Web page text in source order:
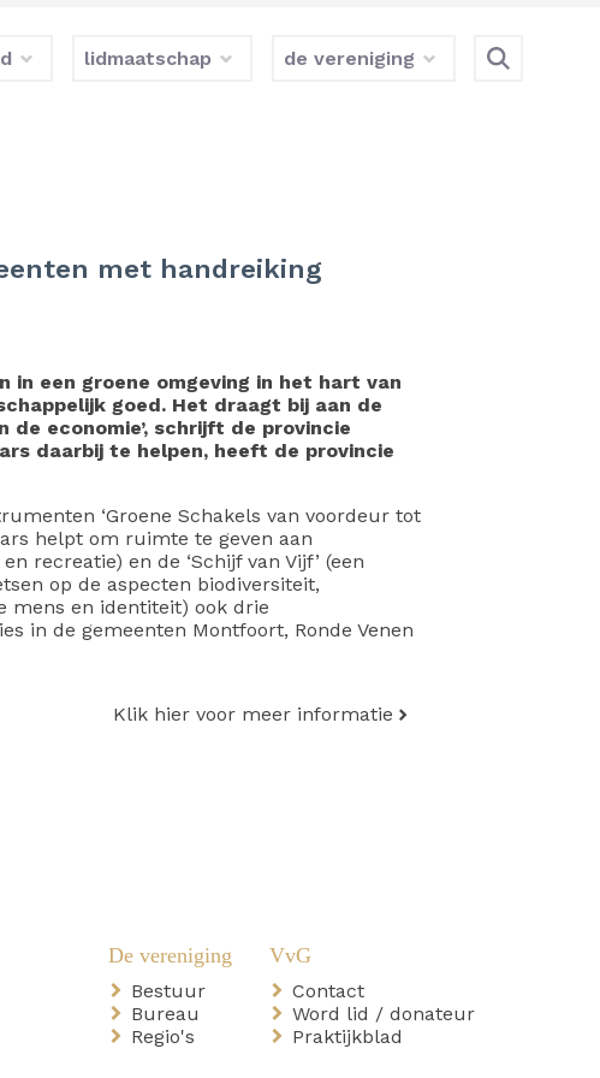
lidmaatschap de vereniging
met handreiking
in een groene omgeving in het hart van
goed. Het draagt bij aan de
economie’, schrijft de provincie
daarbij te helpen, heeft de provincie
‘Groene Schakels van voordeur tot
helpt om ruimte te geven aan
recreatie) en de ‘Schijf van Vijf’ (een
op de aspecten biodiversiteit,
mens en identiteit) ook drie
in de gemeenten Montfoort, Ronde Venen
Klik hier voor meer informatie
Bestuur
Bureau
Regio's
Contact
Word lid / donateur
Praktijkblad